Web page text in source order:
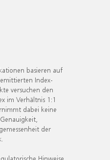
basieren auf
Index-
versuchen den
im Verhältnis 1:1
dabei keine
der